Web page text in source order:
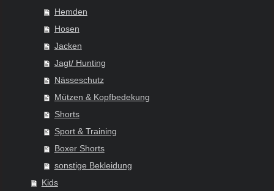
Hemden
Hosen
Jacken
Jagt/ Hunting
Nässeschutz
Mützen & Kopfbedekung
Shorts
Sport & Training
Boxer Shorts
sonstige Bekleidung
Kids